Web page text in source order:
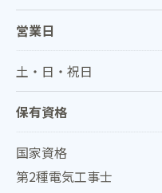
営業日
土・日・祝日
保有資格
国家資格
第2種電気工事士